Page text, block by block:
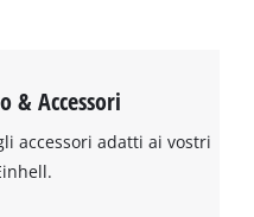
on concrete.
& Accessori
accessori adatti ai vostri